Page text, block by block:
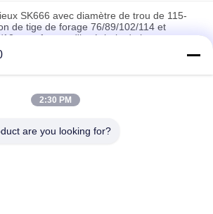
SK666 avec diamètre de trou de 115-
de tige de forage 76/89/102/114 et
pour forage d'ingénierie de haute
hydraulique complète de type chenille
2:30 PM
are you looking for?